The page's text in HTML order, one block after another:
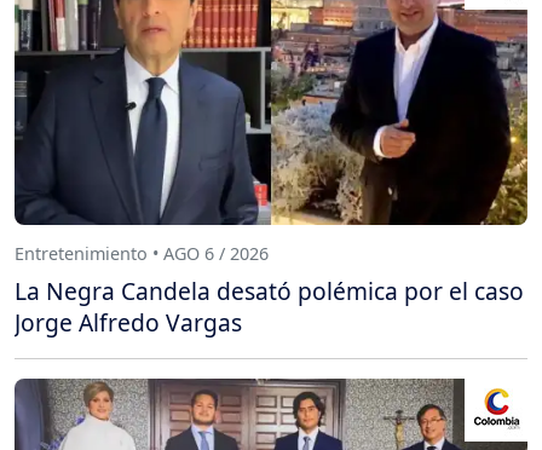
Entretenimiento • AGO 6 / 2026
La Negra Candela desató polémica por el caso
Jorge Alfredo Vargas